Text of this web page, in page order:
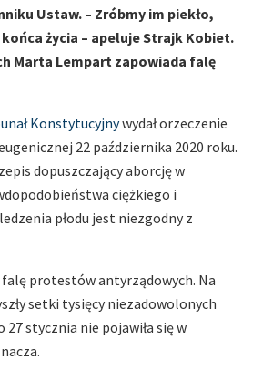
Ustaw. – Zróbmy im piekło,
życia – apeluje Strajk Kobiet.
Marta Lempart zapowiada falę
Konstytucyjnywydał orzeczenie
22 października 2020 roku.
dopuszczający aborcję w
ciężkiego i
płodu jest niezgodny z
falę protestów antyrządowych. Na
setki tysięcy niezadowolonych
stycznia nie pojawiła się w